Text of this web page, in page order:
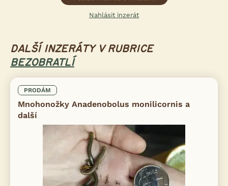
Nahlásit inzerát
DALŠÍ INZERÁTY V RUBRICE
BEZOBRATLÍ
PRODÁM
Mnohonožky Anadenobolus monilicornis a
další